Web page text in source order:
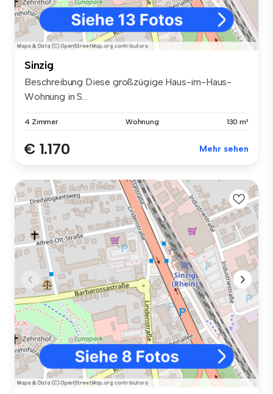
Sinzig
Beschreibung Diese großzügige Haus-im-Haus-
Wohnung in S...
4 Zimmer Wohnung 130 m²
€ 1.170 Mehr sehen